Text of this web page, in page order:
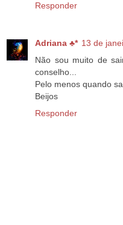
Responder
Adriana ♣* 13 de
Não sou muito de
conselho...
Pelo menos quando
Beijos
Responder